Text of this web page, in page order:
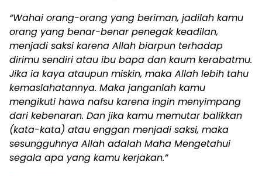
“Wahai orang-orang yang beriman, jadilah kamu
orang yang benar-benar penegak keadilan,
menjadi saksi karena Allah biarpun terhadap
dirimu sendiri atau ibu bapa dan kaum kerabatmu.
Jika ia kaya ataupun miskin, maka Allah lebih tahu
kemaslahatannya. Maka janganlah kamu
mengikuti hawa nafsu karena ingin menyimpang
dari kebenaran. Dan jika kamu memutar balikkan
(kata-kata) atau enggan menjadi saksi, maka
sesungguhnya Allah adalah Maha Mengetahui
segala apa yang kamu kerjakan.”